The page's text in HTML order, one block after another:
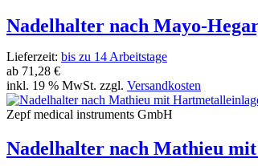
Nadelhalter nach Mayo-
Lieferzeit: bis zu 14 Arbeitstage
ab 71,28 €
inkl. 19 % MwSt. zzgl. Versandkosten
Zepf medical instruments GmbH
Nadelhalter nach Mathieu